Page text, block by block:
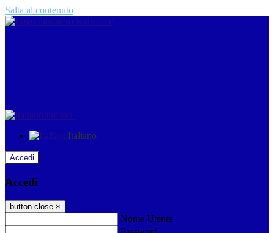
Salta al contenuto
Italiano
Italiano
Accedi
Accedi
button close ×
Nome Utente